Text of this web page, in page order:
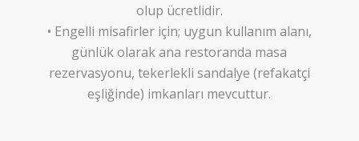
olup ücretlidir.
• Engelli misafirler için; uygun kullanım alanı,
günlük olarak ana restoranda masa
rezervasyonu, tekerlekli sandalye (refakatçi
eşliğinde) imkanları mevcuttur.